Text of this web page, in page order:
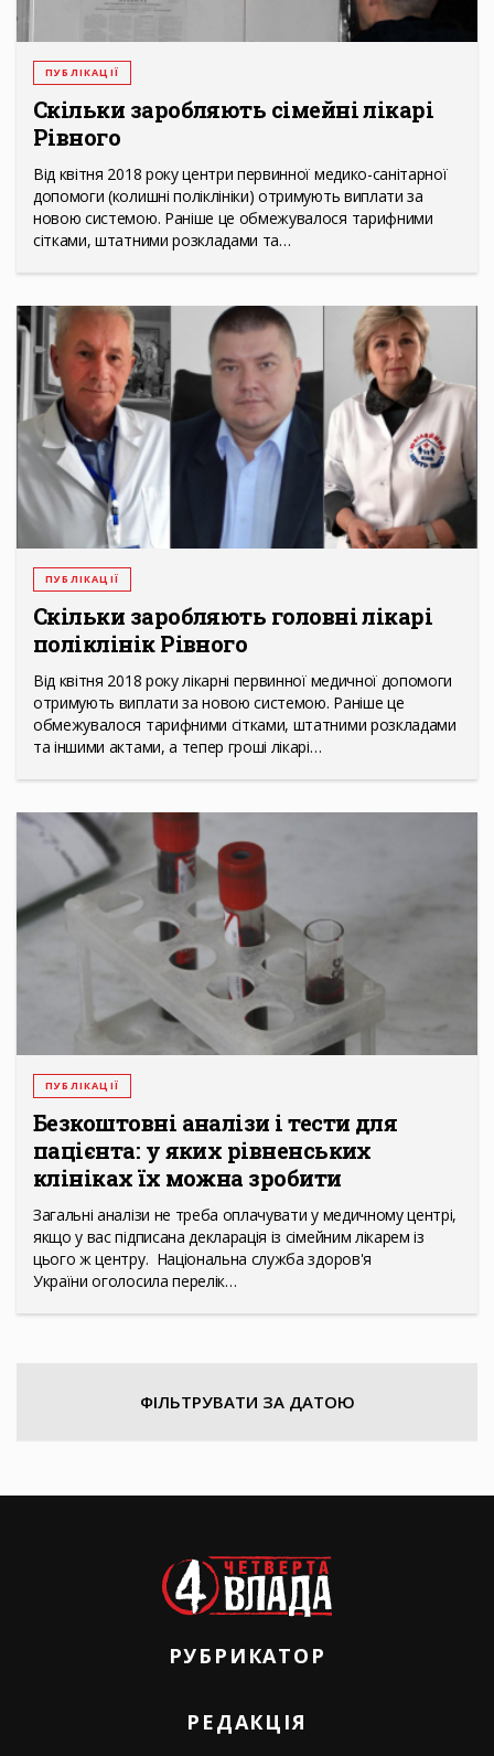
ПУБЛІКАЦІЇ
Скільки заробляють сімейні лікарі
Рівного
Від квітня 2018 року центри первинної медико-санітарної
допомоги (колишні поліклініки) отримують виплати за
новою системою. Раніше це обмежувалося тарифними
сітками, штатними розкладами та…
ПУБЛІКАЦІЇ
Скільки заробляють головні лікарі
поліклінік Рівного
Від квітня 2018 року лікарні первинної медичної допомоги
отримують виплати за новою системою. Раніше це
обмежувалося тарифними сітками, штатними розкладами
та іншими актами, а тепер гроші лікарі…
ПУБЛІКАЦІЇ
Безкоштовні аналізи і тести для
пацієнта: у яких рівненських
клініках їх можна зробити
Загальні аналізи не треба оплачувати у медичному центрі,
якщо у вас підписана декларація із сімейним лікарем із
цього ж центру. Національна служба здоров'я
України оголосила перелік…
ФІЛЬТРУВАТИ ЗА ДАТОЮ
РУБРИКАТОР
РЕДАКЦІЯ